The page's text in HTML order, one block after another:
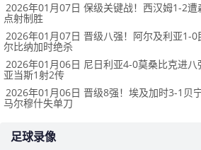
2026年01月07日 保级关键战！西汉姆1-2
点射制胜
2026年01月07日 晋级八强！阿尔及利亚1-
尔比纳加时绝杀
2026年01月06日 尼日利亚4-0莫桑比克进八
亚当斯1射2传
2026年01月06日 晋级8强！埃及加时3-1贝
马尔穆什失单刀
足球录像